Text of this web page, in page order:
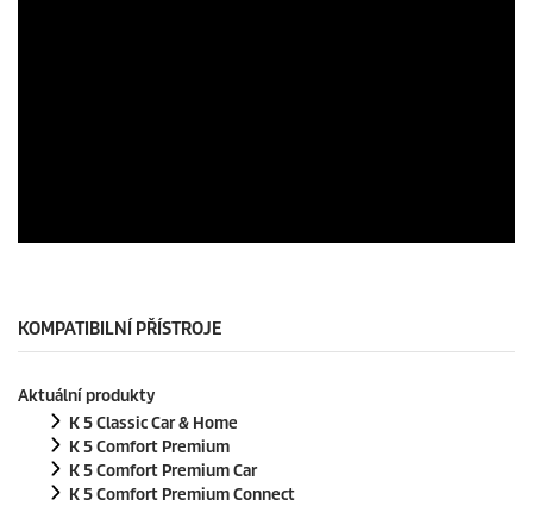
n
o
o
KOMPATIBILNÍ PŘÍSTROJE
Aktuální produkty
K 5 Classic Car & Home
K 5 Comfort Premium
K 5 Comfort Premium Car
K 5 Comfort Premium Connect